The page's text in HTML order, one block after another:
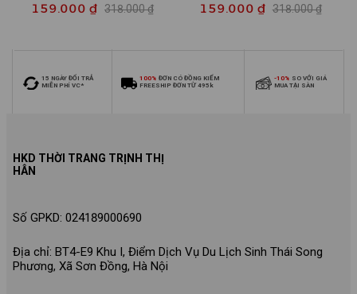
nhiều mẫu - Quần áo bé trai
159.000 ₫ 318.000 ₫
mẫu - Quần áo bé gái từ 26-
159.000 ₫ 318.000 ₫
15 NGÀY ĐỔI TRẢ
MIỄN PHÍ VC*
100% ĐƠN CÓ ĐỒNG KIỂM
FREESHIP ĐƠN TỪ 495k
-10% SO VỚI GIÁ
MUA TẠI SÀN
HKD THỜI TRANG TRỊNH THỊ
HÂN
Số GPKD: 024189000690
Địa chỉ: BT4-E9 Khu I, Điểm Dịch Vụ Du Lịch Sinh Thái Song
Phương, Xã Sơn Đồng, Hà Nội